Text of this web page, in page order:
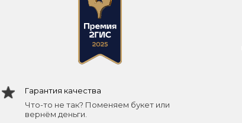
Гарантия качества
Что-то не так? Поменяем букет или
вернём деньги.